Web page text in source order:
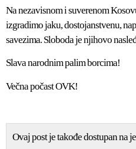
Na nezavisnom i suverenom
izgradimo jaku, dostojanstvenu,
savezima. Sloboda je njihovo
Slava narodnim palim borcima!
Večna počast OVK!
Ovaj post je takođe dostupan na